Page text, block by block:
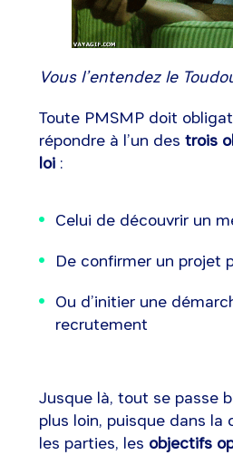
Vous l’entendez le
Toute PMSMP doit
répondre à l’un des trois
loi:
Celui de découvrir un
De confirmer un projet
Ou d’initier une
recrutement
Jusque là, tout se passe
plus loin, puisque dans la
les parties, les objectifs